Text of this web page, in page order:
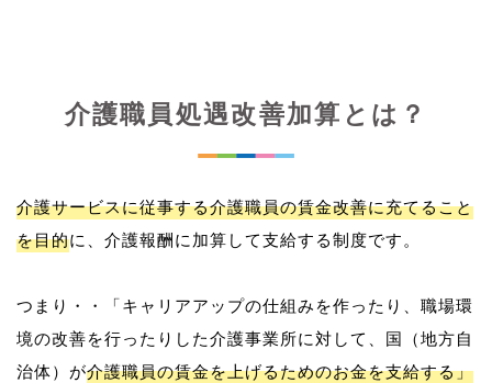
介護職員処遇改善加算とは？
介護サービスに従事する介護職員の賃金改善に充てること
を目的に、介護報酬に加算して支給する制度です。
つまり・・「キャリアアップの仕組みを作ったり、職場環
境の改善を行ったりした介護事業所に対して、国（地方自
治体）が介護職員の賃金を上げるためのお金を支給する」